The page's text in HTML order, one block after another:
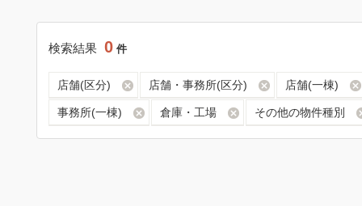
検索結果 0 件
店舗(区分) 店舗・事務所(区分) 店舗(一棟)
事務所(一棟) 倉庫・工場 その他の物件種別